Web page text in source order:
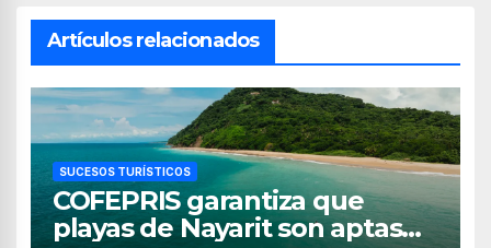
Artículos relacionados
SUCESOS TURÍSTICOS
COFEPRIS garantiza que
playas de Nayarit son aptas